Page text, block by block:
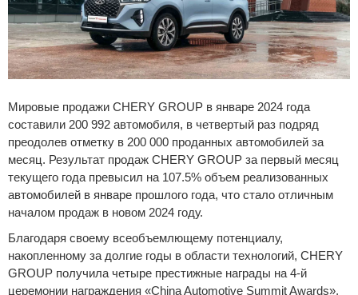
Сравнение
Личный кабинет
Мировые продажи CHERY GROUP в январе 2024 года
составили 200 992 автомобиля, в четвертый раз подряд
преодолев отметку в 200 000 проданных автомобилей за
месяц. Результат продаж CHERY GROUP за первый месяц
текущего года превысил на 107.5% объем реализованных
автомобилей в январе прошлого года, что стало отличным
началом продаж в новом 2024 году.
Благодаря своему всеобъемлющему потенциалу,
накопленному за долгие годы в области технологий, CHERY
GROUP получила четыре престижные награды на 4-й
церемонии награждения «China Automotive Summit Awards»,